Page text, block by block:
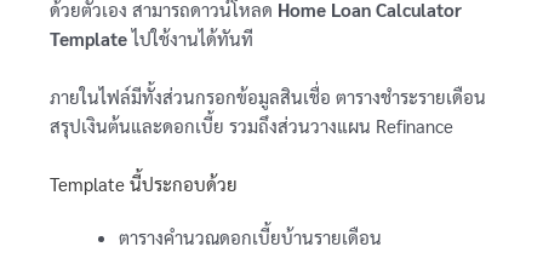
ด้วยตัวเอง สามารถดาวน์โหลด Home Loan Calculator
Templateไปใช้งานได้ทันที
ภายในไฟล์มีทั้งส่วนกรอกข้อมูลสินเชื่อ ตารางชำระรายเดือน
สรุปเงินต้นและดอกเบี้ย รวมถึงส่วนวางแผน Refinance
Template นี้ประกอบด้วย
ตารางคำนวณดอกเบี้ยบ้านรายเดือน